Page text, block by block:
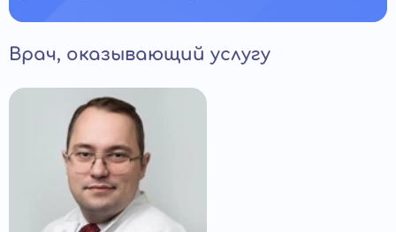
Врач, оказывающий услугу